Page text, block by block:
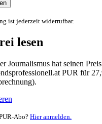
ist jederzeit widerrufbar.
lesen
Journalismus hat seinen
PUR für
Abo? Hier anmelden.